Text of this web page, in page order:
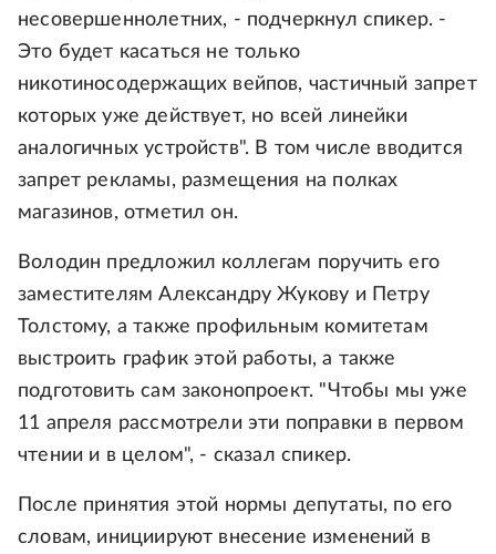
несовершеннолетних, - подчеркнул спикер. -
Это будет касаться не только
никотиносодержащих вейпов, частичный запрет
которых уже действует, но всей линейки
аналогичных устройств". В том числе вводится
запрет рекламы, размещения на полках
магазинов, отметил он.
Володин предложил коллегам поручить его
заместителям Александру Жукову и Петру
Толстому, а также профильным комитетам
выстроить график этой работы, а также
подготовить сам законопроект. "Чтобы мы уже
11 апреля рассмотрели эти поправки в первом
чтении и в целом", - сказал спикер.
После принятия этой нормы депутаты, по его
словам, инициируют внесение изменений в